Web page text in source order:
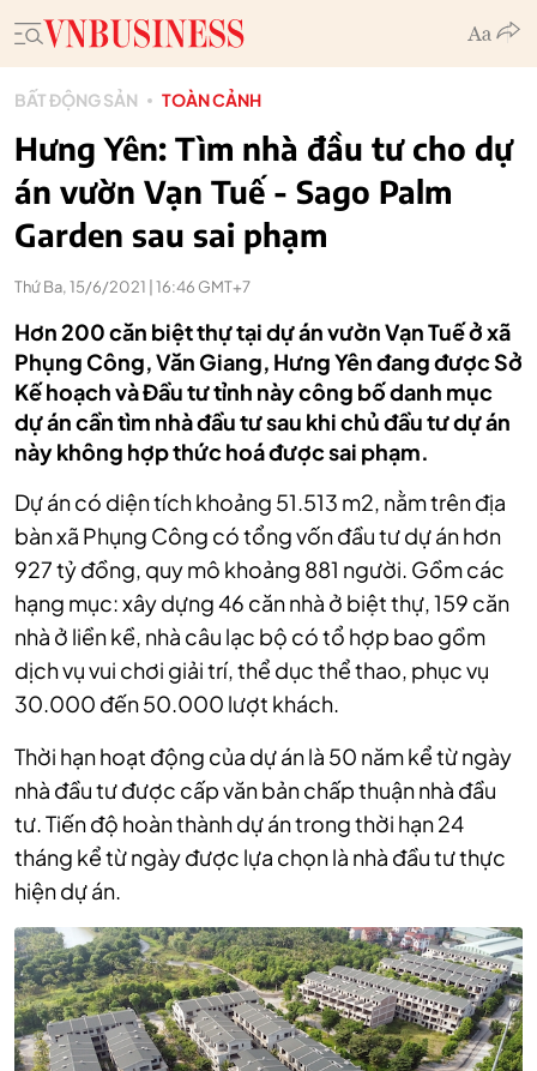
BẤT ĐỘNG SẢN TOÀN CẢNH
Hưng Yên: Tìm nhà đầu tư cho dự
án vườn Vạn Tuế - Sago Palm
Garden sau sai phạm
Thứ Ba, 15/6/2021 | 16:46 GMT+7
Hơn 200 căn biệt thự tại dự án vườn Vạn Tuế ở xã
Phụng Công, Văn Giang, Hưng Yên đang được Sở
Kế hoạch và Đầu tư tỉnh này công bố danh mục
dự án cần tìm nhà đầu tư sau khi chủ đầu tư dự án
này không hợp thức hoá được sai phạm.
Dự án có diện tích khoảng 51.513 m2, nằm trên địa
bàn xã Phụng Công có tổng vốn đầu tư dự án hơn
927 tỷ đồng, quy mô khoảng 881 người. Gồmcác
hạng mục: xây dựng 46 căn nhà ở biệt thự, 159 căn
nhà ở liền kề, nhà câu lạc bộ có tổ hợp bao gồm
dịch vụ vui chơi giải trí, thể dục thể thao, phục vụ
30.000 đến 50.000 lượt khách.
Thời hạn hoạt động của dự án là 50 năm kể từ ngày
nhà đầu tư được cấp văn bản chấp thuận nhà đầu
tư. Tiến độ hoàn thành dự án trong thời hạn 24
tháng kể từ ngày được lựa chọn là nhà đầu tư thực
hiện dự án.